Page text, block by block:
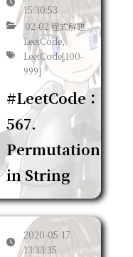
15:30:53
02-02 程式解題
LeetCode,
LeetCode[100-
999]
#LeetCode：
567.
Permutation
in String
2020-05-17
13:33:35